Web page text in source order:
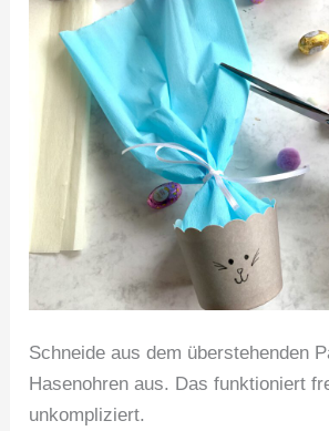
Schneide aus dem überstehenden
Hasenohren aus. Das funktioniert
unkompliziert.